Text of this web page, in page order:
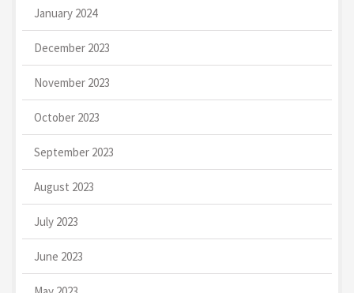
January 2024
December 2023
November 2023
October 2023
September 2023
August 2023
July 2023
June 2023